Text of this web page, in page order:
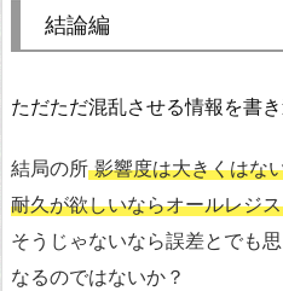
結論編
ただただ混乱させる情報を書
結局の所影響度は大きくはな
耐久が欲しいならオールレジ
そうじゃないなら誤差とでも
なるのではないか？